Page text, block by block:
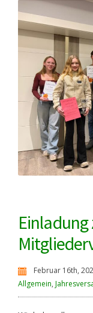
Februar 16th,
Allgemein,